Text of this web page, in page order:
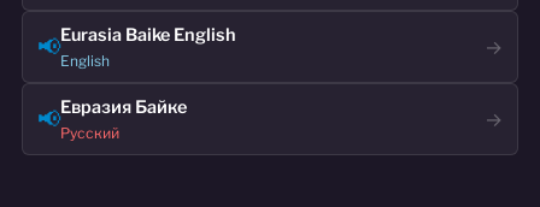
📢Eurasia Baike English
English
→
📢Евразия Байке
Русский
→